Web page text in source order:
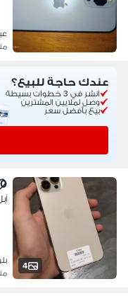
منذ
عندك حاجة للبيع؟
انشر في 3 خطوات بسيطة
وصل لملايين المشترين
بيع بأفضل سعر
4
منذ